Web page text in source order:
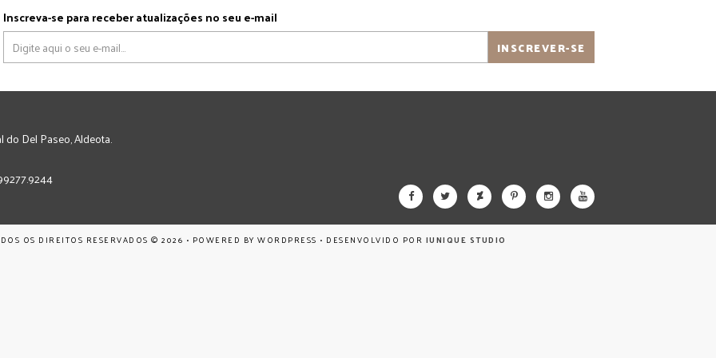
Inscreva-se para receber atualizações no seu e-mail
do Del Paseo, Aldeota.
OS DIREITOS RESERVADOS © 2026 • POWERED BYWORDPRESS • DESENVOLVIDO POR IUNIQUE STUDIO